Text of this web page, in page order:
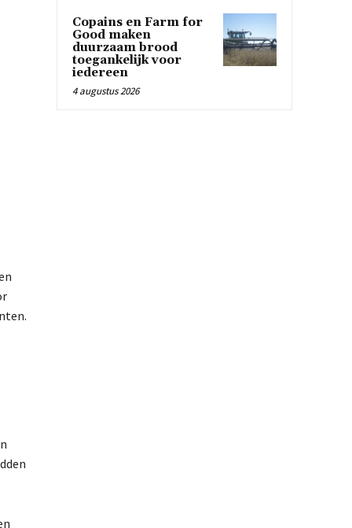
Copains en Farm for
Good maken
duurzaam brood
toegankelijk voor
iedereen
4 augustus 2026